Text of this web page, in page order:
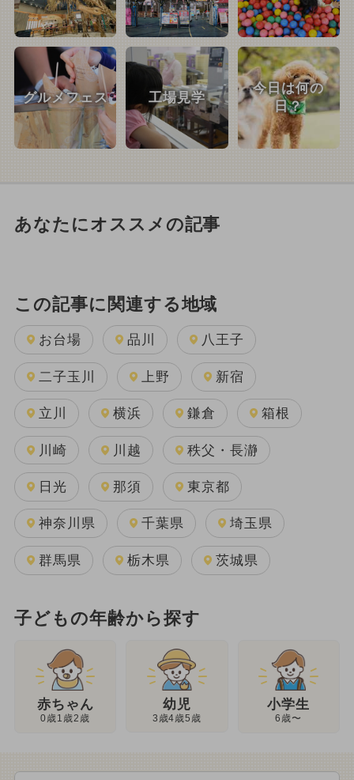
グルメフェス 工場見学
今日は何の
日？
あなたにオススメの記事
この記事に関連する地域
お台場 品川 八王子
二子玉川 上野 新宿
立川 横浜 鎌倉 箱根
川崎 川越 秩父・長瀞
日光 那須 東京都
神奈川県 千葉県 埼玉県
群馬県 栃木県 茨城県
子どもの年齢から探す
赤ちゃん
0歳1歳2歳
幼児
3歳4歳5歳
小学生
6歳〜